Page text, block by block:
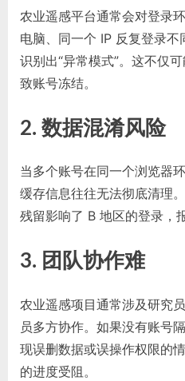
农业遥感平台通常会对登录
电脑、同一个 IP 反复登录
识别出“异常模式”。这不仅
致账号冻结。
2. 数据混淆风险
当多个账号在同一个浏览器
缓存信息往往无法彻底清理
残留影响了 B 地区的登录，
3. 团队协作难
农业遥感项目通常涉及研究
员多方协作。如果没有账号
现误删数据或误操作权限的
的进度受阻。